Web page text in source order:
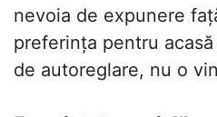
nevoia de expunere
preferința pentru
de autoreglare, nu o